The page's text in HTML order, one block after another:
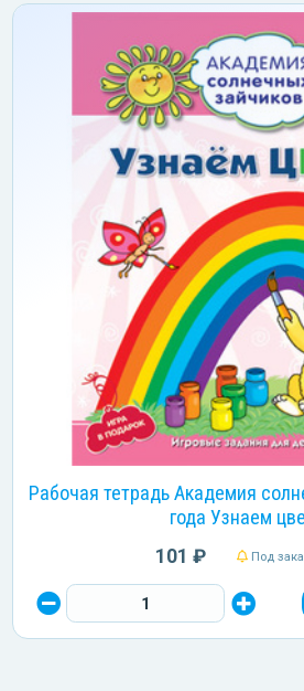
Рабочая тетрадь Академия
года Узнаем
101 ₽ Под